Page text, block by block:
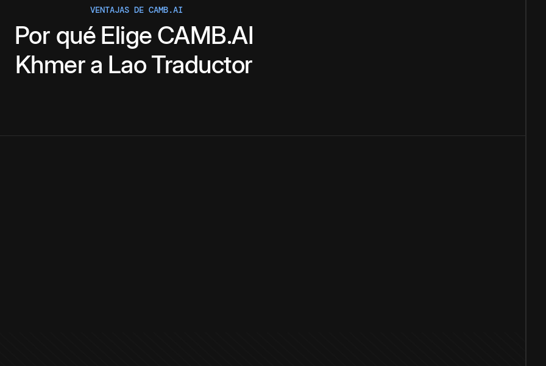
VENTAJAS DE CAMB.AI
Por qué Elige CAMB.AI
Khmera LaoTraductor